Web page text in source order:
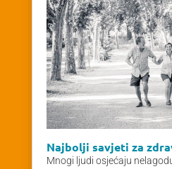
Najbolji savjeti za
Mnogi ljudi osjećaju